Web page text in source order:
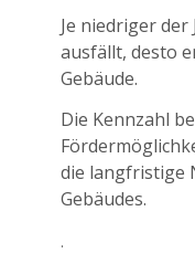
Je niedriger
ausfällt, desto
Gebäude.
Die Kennzahl
die langfristige
Gebäudes.
.